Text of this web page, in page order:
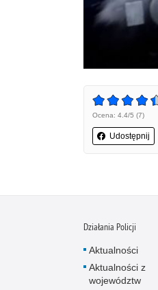
Ocena: 4.4/5 (7)
Udostępnij
Działania Policji
Aktualności
Aktualności z
województw